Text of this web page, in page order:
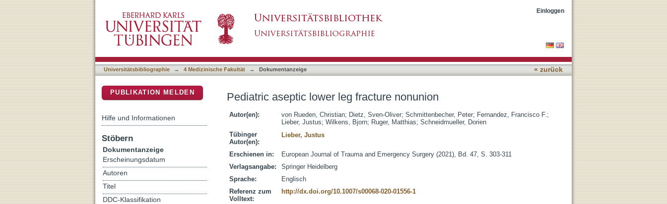
Einloggen
Universitätsbibliographie → 4 Medizinische Fakultät → Dokumentanzeige « zurück
Pediatric aseptic lower leg fracture nonunion
Autor(en): von Rueden, Christian; Dietz, Sven-Oliver; Schmittenbecher, Peter; Fernandez, Francisco F.;
Lieber, Justus; Wilkens, Bjorn; Ruger, Matthias; Schneidmueller, Dorien
Tübinger
Autor(en):
Lieber, Justus
Erschienen in:
European Journal of Trauma and Emergency Surgery (2021), Bd. 47, S. 303-311
Verlagsangabe:
Springer Heidelberg
Sprache:
Englisch
Referenz zum
Volltext:
http://dx.doi.org/10.1007/s00068-020-01556-1
PUBLIKATION MELDEN
Hilfe und Informationen
Stöbern
Dokumentanzeige
Erscheinungsdatum
Autoren
Titel
DDC-Klassifikation